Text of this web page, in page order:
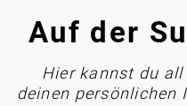
Auf der
Hier kannst du
deinen persönlichen